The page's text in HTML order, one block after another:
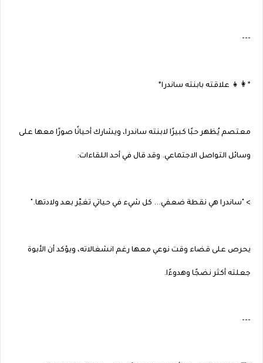
---
*👩‍👧 علاقته بابنته ساندرا*
معتصم يُظهر حبًا كبيرًا لابنته ساندرا، ويشارك أحيانًا صورًا معها على
وسائل التواصل الاجتماعي. وقد قال في أحد اللقاءات:
> "ساندرا هي نقطة ضعفي... كل شيء في حياتي تغيّر بعد ولادتها."
يحرص على قضاء وقت نوعي معها رغم انشغالاته، ويؤكد أن الأبوة
جعلته أكثر نضجًا وهدوءًا.
---